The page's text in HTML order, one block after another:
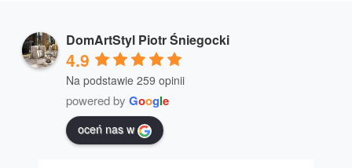
DomArtStyl Piotr Śniegocki
4.9
Na podstawie 259 opinii
powered by Google
oceń nas w